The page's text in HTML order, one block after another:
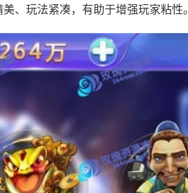
、玩法紧凑，有助于增强玩家粘性。